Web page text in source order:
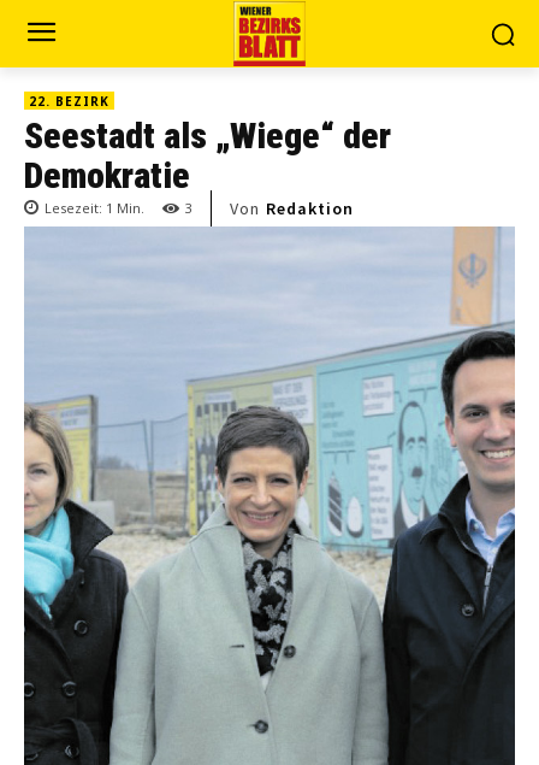
22. BEZIRK
Seestadt als „Wiege“ der
Demokratie
Lesezeit: 1 Min. 3 Von Redaktion